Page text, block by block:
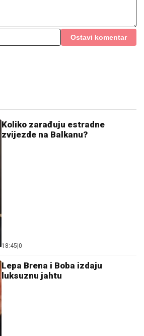
Ostavi komentar
Koliko zarađuju estradne
zvijezde na Balkanu?
18:45 0
Lepa Brena i Boba izdaju
luksuznu jahtu